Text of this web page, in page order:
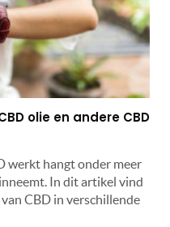
olie en andere CBD
werkt hangt onder meer
In dit artikel vind
CBD in verschillende